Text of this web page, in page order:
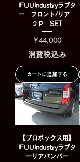
IFUUIndustryラプタ
ー フロント/リア
２Ｐ SET
価格
￥44,000
消費税込み
カートに追加する
【プロボックス用】
IFUUIndustryラプタ
ーリアバンパー